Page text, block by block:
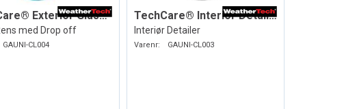
TechCare® Exterior Glass Cleaner
med Drop off
GAUNI-CL004
TechCare® Interior Detailer
Interiør Detailer
Varenr: GAUNI-CL003